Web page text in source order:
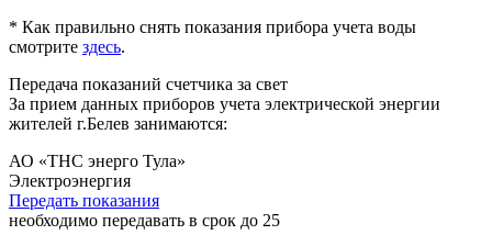
* Как правильно снять показания прибора учета воды
смотрите здесь.
Передача показаний счетчика за свет
За прием данных приборов учета электрической энергии
жителей г.Белев занимаются:
АО «ТНС энерго Тула»
Электроэнергия
Передать показания
необходимо передавать в срок до 25